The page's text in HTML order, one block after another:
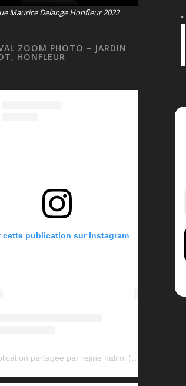
Maurice Delange Honfleur 2022
ZOOM PHOTO – JARDIN
HONFLEUR
cette publication sur Instagram
“